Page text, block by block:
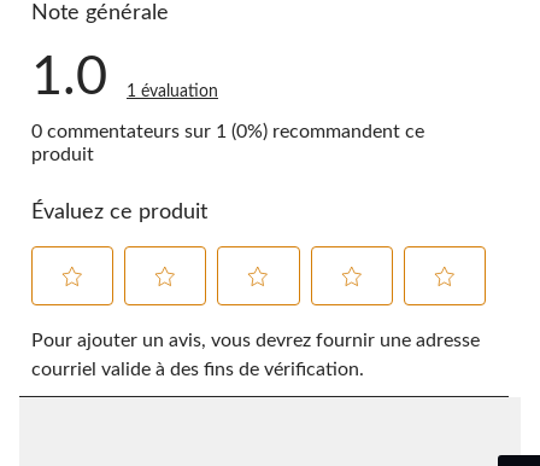
Note générale
1.0 1 évaluation
0 commentateurs sur 1 (0%) recommandent ce
produit
Évaluez ce produit
pour
évaluer
pour
évaluer
pour
évaluer
pour
évaluer
pour
Pour ajouter un avis, vous devrez fournir une adresse
courriel valide à des fins de vérification.